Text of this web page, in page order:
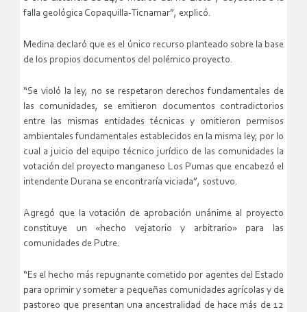
falla geológica Copaquilla-Ticnamar”, explicó.
Medina declaró que es el único recurso planteado sobre la base
de los propios documentos del polémico proyecto.
“Se violó la ley, no se respetaron derechos fundamentales de
las comunidades, se emitieron documentos contradictorios
entre las mismas entidades técnicas y omitieron permisos
ambientales fundamentales establecidos en la misma ley, por lo
cual a juicio del equipo técnico jurídico de las comunidades la
votación del proyecto manganeso Los Pumas que encabezó el
intendente Durana se encontraría viciada”, sostuvo.
Agregó que la votación de aprobación unánime al proyecto
constituye un «hecho vejatorio y arbitrario» para las
comunidades de Putre.
“Es el hecho más repugnante cometido por agentes del Estado
para oprimir y someter a pequeñas comunidades agrícolas y de
pastoreo que presentan una ancestralidad de hace más de 12